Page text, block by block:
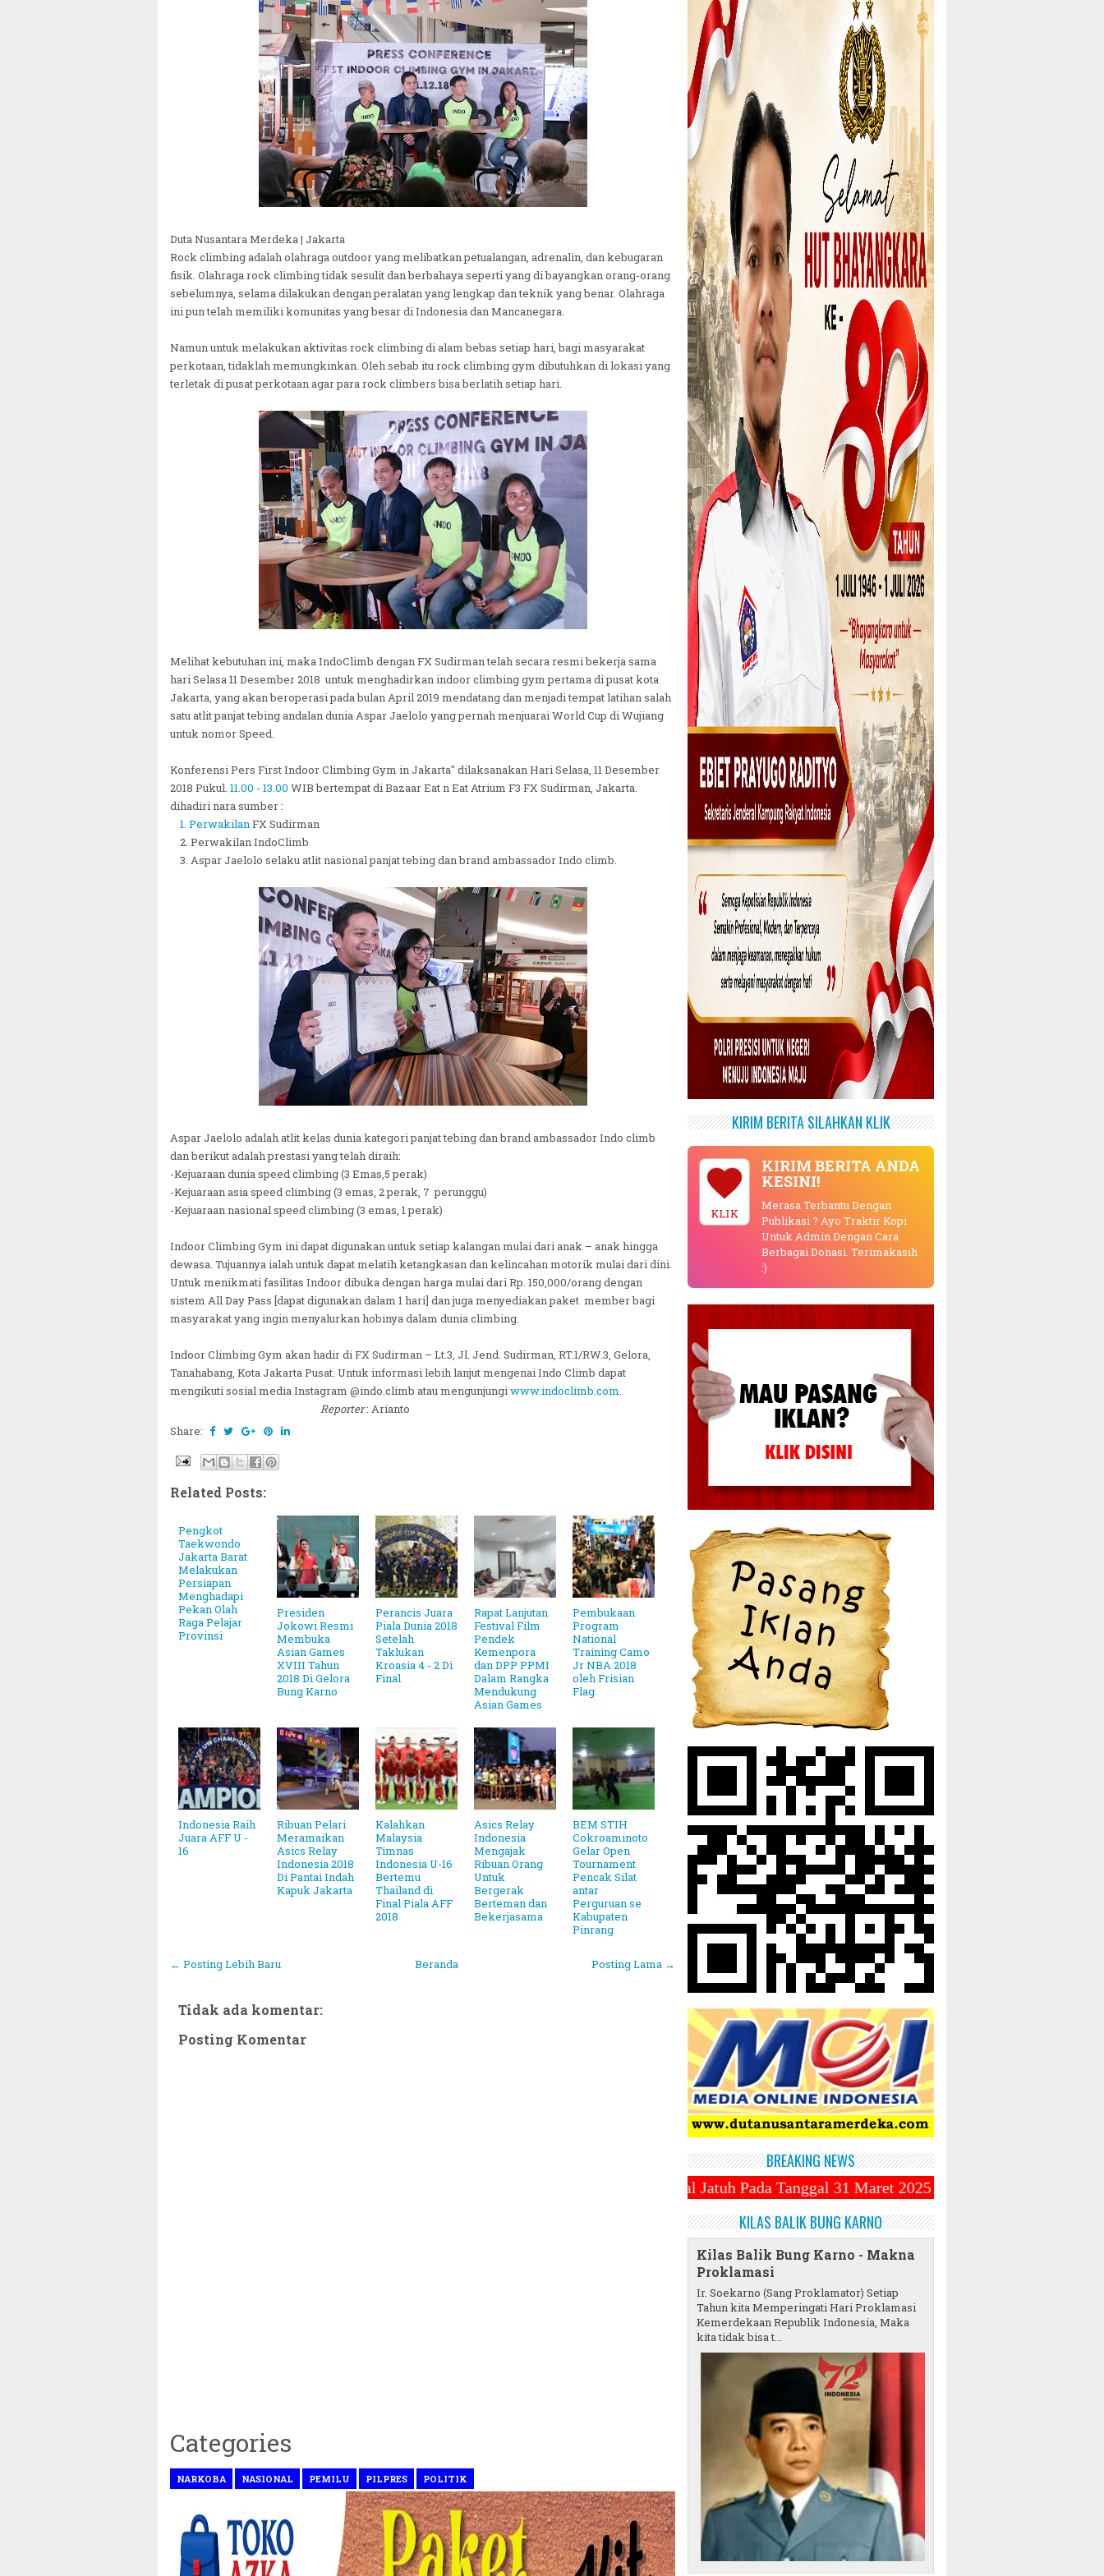
Duta Nusantara Merdeka | Jakarta
Rock climbing adalah olahraga outdoor yang melibatkan petualangan, adrenalin, dan kebugaran
fisik. Olahraga rock climbing tidak sesulit dan berbahaya seperti yang di bayangkan orang-orang
sebelumnya, selama dilakukan dengan peralatan yang lengkap dan teknik yang benar. Olahraga
ini pun telah memiliki komunitas yang besar di Indonesia dan Mancanegara.
Namun untuk melakukan aktivitas rock climbing di alam bebas setiap hari, bagi masyarakat
perkotaan, tidaklah memungkinkan. Oleh sebab itu rock climbing gym dibutuhkan di lokasi yang
terletak di pusat perkotaan agar para rock climbers bisa berlatih setiap hari.
Melihat kebutuhan ini, maka IndoClimb dengan FX Sudirman telah secara resmi bekerja sama
hari Selasa 11 Desember 2018 untuk menghadirkan indoor climbing gym pertama di pusat kota
Jakarta, yang akan beroperasi pada bulan April 2019 mendatang dan menjadi tempat latihan salah
satu atlit panjat tebing andalan dunia Aspar Jaelolo yang pernah menjuarai World Cup di Wujiang
untuk nomor Speed.
Konferensi Pers First Indoor Climbing Gym in Jakarta" dilaksanakan Hari Selasa, 11 Desember
2018 Pukul. 11.00 - 13.00 WIB bertempat di Bazaar Eat n Eat Atrium F3 FX Sudirman, Jakarta.
dihadiri nara sumber :
1. PerwakilanFX Sudirman
2. Perwakilan IndoClimb
3. Aspar Jaelolo selaku atlit nasional panjat tebing dan brand ambassador Indo climb.
Aspar Jaelolo adalah atlit kelas dunia kategori panjat tebing dan brand ambassador Indo climb
dan berikut adalah prestasi yang telah diraih:
-Kejuaraan dunia speed climbing (3 Emas,5 perak)
-Kejuaraan asia speed climbing (3 emas, 2 perak, 7 perunggu)
-Kejuaraan nasional speed climbing (3 emas, 1 perak)
Indoor Climbing Gym ini dapat digunakan untuk setiap kalangan mulai dari anak – anak hingga
dewasa. Tujuannya ialah untuk dapat melatih ketangkasan dan kelincahan motorik mulai dari dini.
Untuk menikmati fasilitas Indoor dibuka dengan harga mulai dari Rp. 150,000/orang dengan
sistem All Day Pass [dapat digunakan dalam 1 hari] dan juga menyediakan paket member bagi
masyarakat yang ingin menyalurkan hobinya dalam dunia climbing.
Indoor Climbing Gym akan hadir di FX Sudirman – Lt.3, Jl. Jend. Sudirman, RT.1/RW.3, Gelora,
Tanahabang, Kota Jakarta Pusat. Untuk informasi lebih lanjut mengenai Indo Climb dapat
mengikuti sosial media Instagram @indo.climb atau mengunjungiwww.indoclimb.com.
Reporter: Arianto
Share:
Related Posts:
Pengkot
Taekwondo
Jakarta Barat
Melakukan
Persiapan
Menghadapi
Pekan Olah
Raga Pelajar
Provinsi
Presiden
Jokowi Resmi
Membuka
Asian Games
XVIII Tahun
2018 Di Gelora
Bung Karno
Perancis Juara
Piala Dunia 2018
Setelah
Taklukan
Kroasia 4 - 2 Di
Final
Rapat Lanjutan
Festival Film
Pendek
Kemenpora
dan DPP PPMI
Dalam Rangka
Mendukung
Asian Games
Pembukaan
Program
National
Training Camo
Jr NBA 2018
oleh Frisian
Flag
Indonesia Raih
Juara AFF U -
16
Ribuan Pelari
Meramaikan
Asics Relay
Indonesia 2018
Di Pantai Indah
Kapuk Jakarta
Kalahkan
Malaysia
Timnas
Indonesia U-16
Bertemu
Thailand di
Final Piala AFF
2018
Asics Relay
Indonesia
Mengajak
Ribuan Orang
Untuk
Bergerak
Berteman dan
Bekerjasama
BEM STIH
Cokroaminoto
Gelar Open
Tournament
Pencak Silat
antar
Perguruan se
Kabupaten
Pinrang
← Posting Lebih Baru Posting Lama →
Beranda
Tidak ada komentar:
Posting Komentar
Categories
NARKOBA NASIONAL PEMILU PILPRES POLITIK
KIRIM BERITA SILAHKAN KLIK
KLIK
KIRIM BERITA ANDA
KESINI!
Merasa Terbantu Dengan
Publikasi ? Ayo Traktir Kopi
Untuk Admin Dengan Cara
Berbagai Donasi. Terimakasih
:)
BREAKING NEWS
Tetapkan 1 Ramadhan 1446 Hijriah Jatuh Pada Hari Sabtu 1 Maret 2025 ~||~ 1 Syawal Jatuh Pada Tanggal 31 Maret 2025 ~||~ Muhammadiyah Luncurkan
KILAS BALIK BUNG KARNO
Kilas Balik Bung Karno - Makna
Proklamasi
Ir. Soekarno (Sang Proklamator) Setiap
Tahun kita Memperingati Hari Proklamasi
Kemerdekaan Republik Indonesia, Maka
kita tidak bisa t...